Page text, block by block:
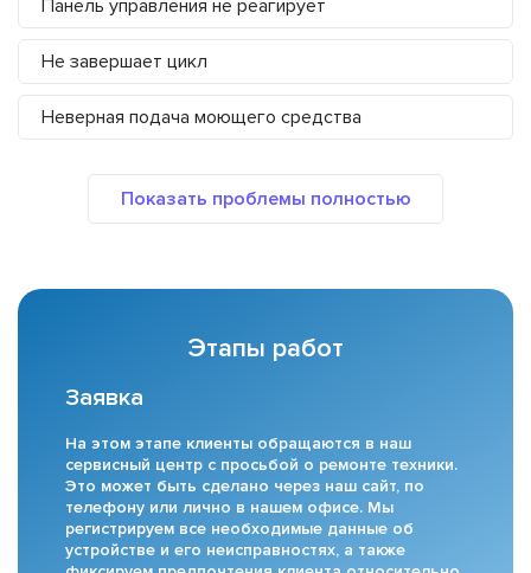
Панель управления не реагирует
Не завершает цикл
Неверная подача моющего средства
Этапы работ
Заявка
На этом этапе клиенты обращаются в наш
сервисный центр с просьбой о ремонте техники.
Это может быть сделано через наш сайт, по
телефону или лично в нашем офисе. Мы
регистрируем все необходимые данные об
устройстве и его неисправностях, а также